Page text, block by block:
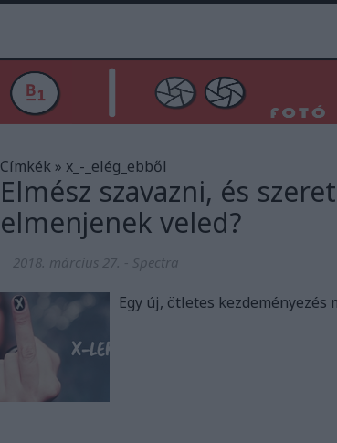
Címkék» x_-_elég_ebből
Elmész szavazni, és
elmenjenek veled?
2018. március 27. - Spectra
Egy új, ötletes